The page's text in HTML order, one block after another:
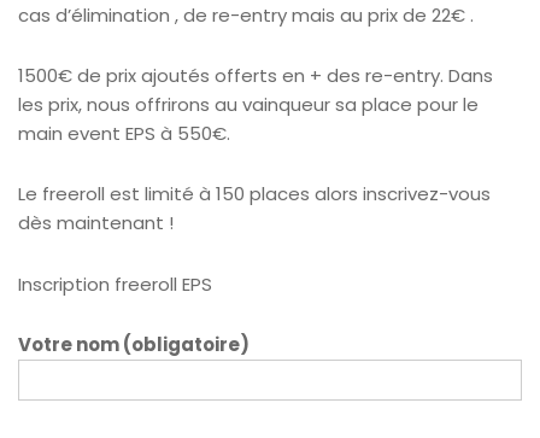
cas d’élimination , de re-entry mais au prix de 22€ .
1500€ de prix ajoutés offerts en + des re-entry. Dans
les prix, nous offrirons au vainqueur sa place pour le
main event EPS à 550€.
Le freeroll est limité à 150 places alors inscrivez-vous
dès maintenant !
Inscription freeroll EPS
Votre nom (obligatoire)